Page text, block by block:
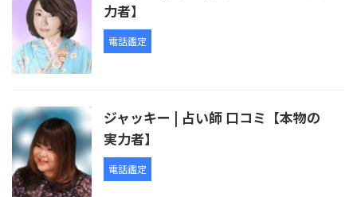
力者】
電話鑑定
ジャッキー | 占い師 口コミ【本物の
実力者】
電話鑑定